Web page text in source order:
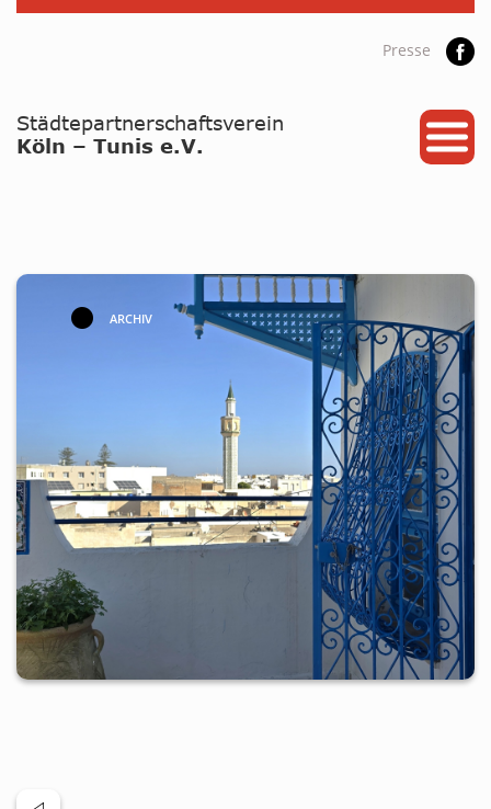
Presse
ARCHIV
PARTNERSTADT
NEWS / ARCHIV
Archiv
KALENDER
PLANUNG 2026
GALERIE
ÜBER UNS
Personen
Mitglied werden